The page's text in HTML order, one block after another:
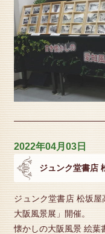
2022年04月03日
ジュンク堂書店
ジュンク堂書店 松坂
大阪風景展」開催。
懐かしの大阪風景 絵葉